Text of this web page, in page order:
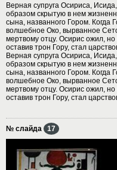
Верная супруга Осириса,
образом скрытую в нем
сына, названного Гором. Когда
волшебное Око, вырванное
мертвому отцу. Осирис ожил, но
оставив трон Гору, стал
Верная супруга Осириса,
образом скрытую в нем
сына, названного Гором. Когда
волшебное Око, вырванное
мертвому отцу. Осирис ожил, но
оставив трон Гору, стал
№ слайда 17